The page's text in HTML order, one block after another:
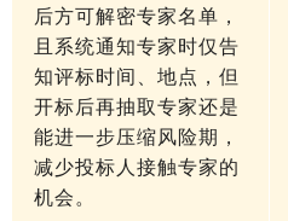
后方可解密专家名单，
且系统通知专家时仅告
知评标时间、地点，但
开标后再抽取专家还是
能进一步压缩风险期，
减少投标人接触专家的
机会。